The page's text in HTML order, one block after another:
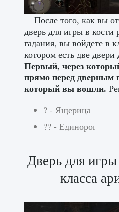
После того, как вы
дверь для игры в кости
гадания, вы войдете в
котором есть две двери
Первый, через
прямо перед дверным
который вы вошли.
? - Ящерица
?? - Единорог
Дверь для
класса